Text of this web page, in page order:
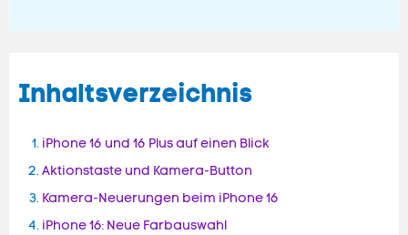
Inhaltsverzeichnis
iPhone 16 und 16 Plus auf einen Blick
Aktionstaste und Kamera-Button
Kamera-Neuerungen beim iPhone 16
iPhone 16: Neue Farbauswahl